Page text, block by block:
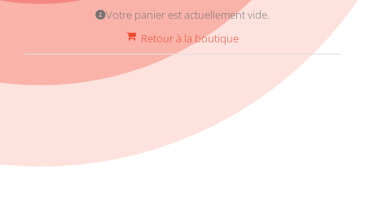
Votre panier est actuellement vide.
Retour à la boutique